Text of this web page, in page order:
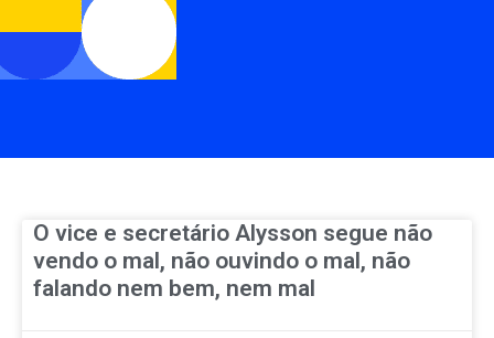
O vice e secretário Alysson segue não
vendo o mal, não ouvindo o mal, não
falando nem bem, nem mal